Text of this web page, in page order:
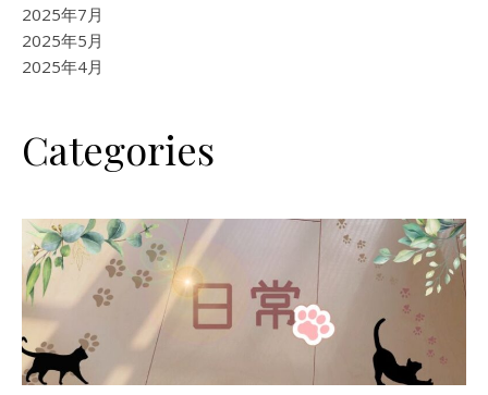
2025年7月
2025年5月
2025年4月
Categories